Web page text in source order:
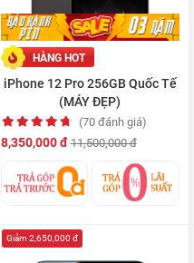
HÀNG HOT
iPhone 12 Pro 256GB Quốc Tế
(MÁY ĐẸP)
(70 đánh giá)
8,350,000 đ 11,500,000 đ
Giảm 2,650,000 đ